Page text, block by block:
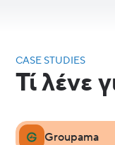
CASE STUDIES
Τί λένε
Groupama